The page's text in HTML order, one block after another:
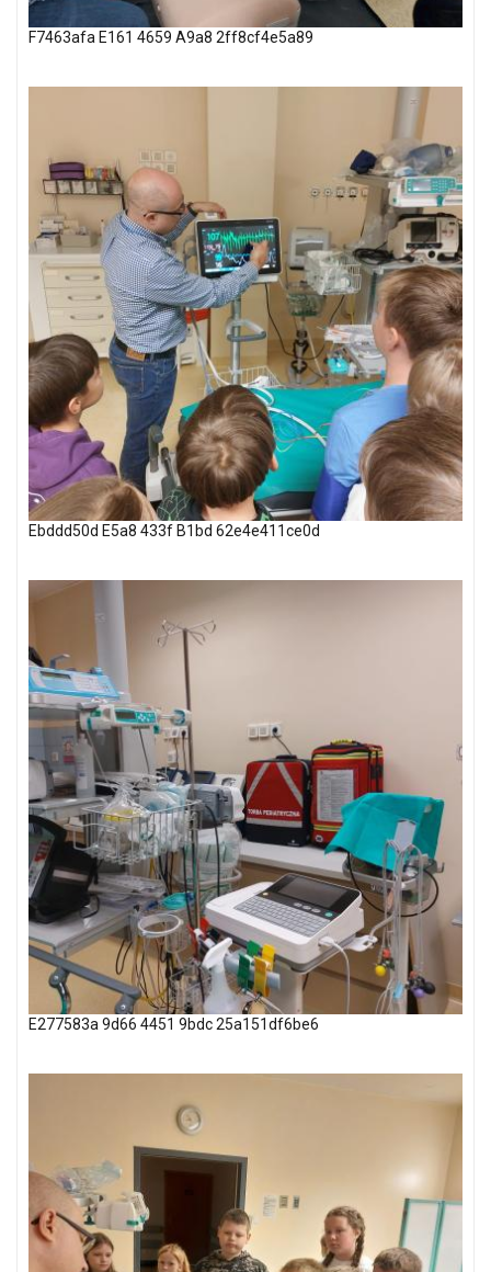
F7463afa E161 4659 A9a8 2ff8cf4e5a89
Ebddd50d E5a8 433f B1bd 62e4e411ce0d
E277583a 9d66 4451 9bdc 25a151df6be6